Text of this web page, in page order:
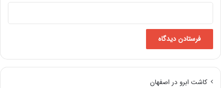
کاشت ابرو در اصفهان